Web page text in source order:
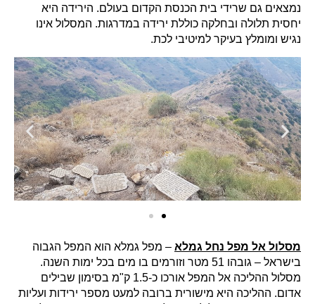
נמצאים גם שרידי בית הכנסת הקדום בעולם. הירידה היא
יחסית תלולה ובחלקה כוללת ירידה במדרגות. המסלול אינו
נגיש ומומלץ בעיקר למיטיבי לכת.
מסלול אל מפל נחל גמלא – מפל גמלא הוא המפל הגבוה
בישראל – גובהו 51 מטר וזורמים בו מים בכל ימות השנה.
מסלול ההליכה אל המפל אורכו כ-1.5 ק"מ בסימון שבילים
אדום. ההליכה היא מישורית ברובה למעט מספר ירידות ועליות